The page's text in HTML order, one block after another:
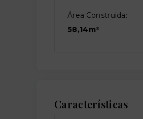
Área Construida:
58,14m²
Características